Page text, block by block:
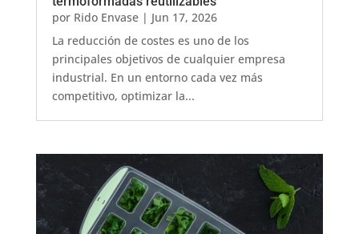
por Rido Envase| Jun 17, 2026
La reducción de costes es uno de los
principales objetivos de cualquier empresa
industrial. En un entorno cada vez más
competitivo, optimizar la...